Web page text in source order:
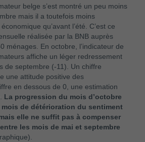
belge s’est montré un peu moins
mais il a toutefois moins
qu’avant l’été. C’est ce
réalisée par la BNB auprès
ménages. En octobre, l’indicateur de
affiche un léger redressement
de septembre (-11). Un chiffre
une attitude positive des
en dessous de 0, une estimation
La progression du mois d’octobre
de détérioration du sentiment
elle ne suffit pas à compenser
les mois de mai et septembre